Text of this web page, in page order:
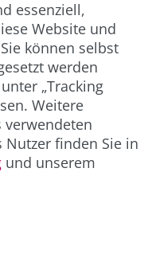
essenziell,
Website und
können selbst
werden
„Tracking
Weitere
Nutzer finden Sie in
und unserem